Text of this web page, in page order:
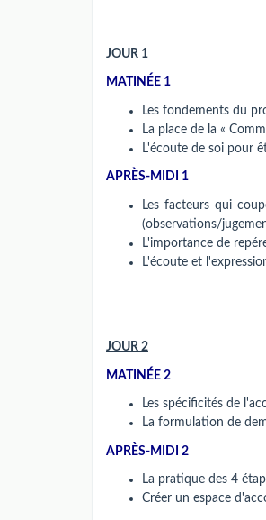
JOUR 1
MATINÉE 1
Les fondements du
La place de la «
L'écoute de soi pour
APRÈS-MIDI 1
Les facteurs qui
(observations/
L'importance de
L'écoute et
JOUR 2
MATINÉE 2
Les spécificités de
La formulation de
APRÈS-MIDI 2
La pratique des 4
Créer un espace